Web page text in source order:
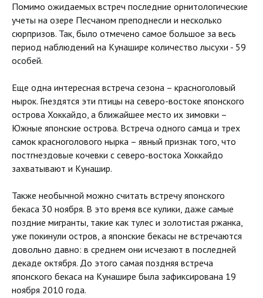
Помимо ожидаемых встреч последние орнитологические
учеты на озере Песчаном преподнесли и несколько
сюрпризов. Так, было отмечено самое большое за весь
период наблюдений на Кунашире количество лысухи - 59
особей.
Еще одна интересная встреча сезона – красноголовый
нырок. Гнездятся эти птицы на северо-востоке японского
острова Хоккайдо, а ближайшее место их зимовки –
Южные японские острова. Встреча одного самца и трех
самок красноголового нырка – явный признак того, что
постгнездовые кочевки с северо-востока Хоккайдо
захватывают и Кунашир.
Также необычной можно считать встречу японского
бекаса 30 ноября. В это время все кулики, даже самые
поздние мигранты, такие как тулес и золотистая ржанка,
уже покинули остров, а японские бекасы не встречаются
довольно давно: в среднем они исчезают в последней
декаде октября. До этого самая поздняя встреча
японского бекаса на Кунашире была зафиксирована 19
ноября 2010 года.